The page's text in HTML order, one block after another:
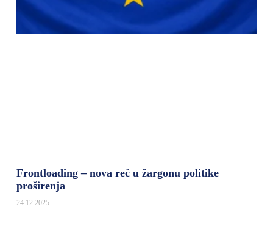
Frontloading – nova reč u žargonu politike
proširenja
24.12.2025